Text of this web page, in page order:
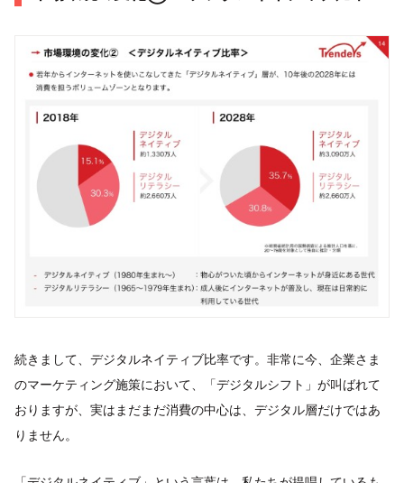
続きまして、デジタルネイティブ比率です。非常に今、企業さま
のマーケティング施策において、「デジタルシフト」が叫ばれて
おりますが、実はまだまだ消費の中心は、デジタル層だけではあ
りません。